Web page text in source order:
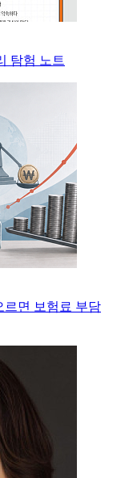
탐험 노트
르면 보험료 부담